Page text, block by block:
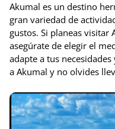
Akumal es un destino
gran variedad de
gustos. Si planeas visitar
asegúrate de elegir el
adapte a tus
a Akumal y no olvides